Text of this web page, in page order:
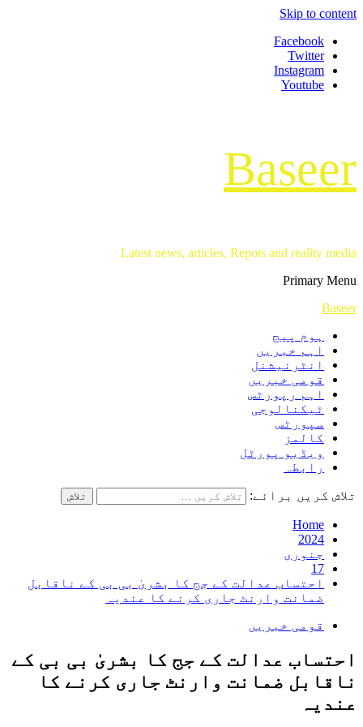
Skip to content
Facebook
Twitter
Instagram
Youtube
Baseer
Latest news, articles, Repots and reality media
Primary Menu
Baseer
ہوم پیج
اہم خبریں
انٹرنیشنل
قومی خبریں
اہم رپورٹس
ٹیکنالوجی
سپورٹس
کالمز
ویڈیو پورٹل
رابطہ
تلاش کریں برائے:
Home
2024
جنوری
17
احتساب عدالت کے جج کا بشریٰ بی بی کے ناقابل
ضمانت وارنٹ جاری کرنے کا عندیہ
قومی خبریں
احتساب عدالت کے جج کا بشریٰ بی بی کے
ناقابل ضمانت وارنٹ جاری کرنے کا
عندیہ